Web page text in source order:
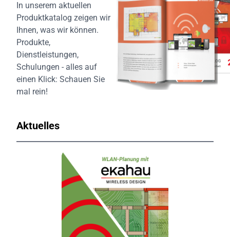
In unserem aktuellen
Produktkatalog zeigen wir
Ihnen, was wir können.
Produkte,
Dienstleistungen,
Schulungen - alles auf
einen Klick: Schauen Sie
mal rein!
Aktuelles